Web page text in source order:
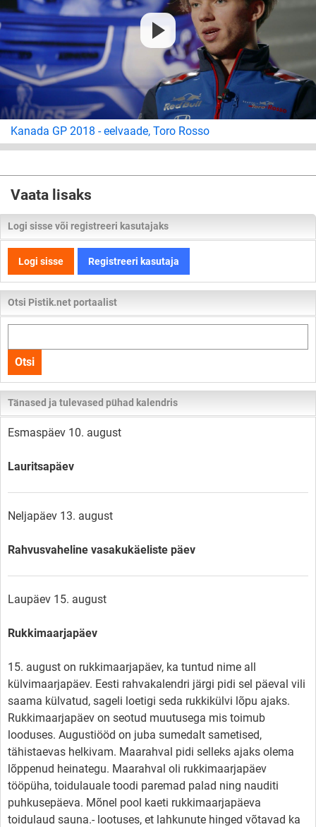
Kanada GP 2018 - eelvaade, Toro Rosso
Vaata lisaks
Logi sisse või registreeri kasutajaks
Logi sisse Registreeri kasutaja
Otsi Pistik.net portaalist
kogu
lehelt
Otsi
Tänased ja tulevased pühad kalendris
Esmaspäev 10. august
Lauritsapäev
Neljapäev 13. august
Rahvusvaheline vasakukäeliste päev
Laupäev 15. august
Rukkimaarjapäev
15. august on rukkimaarjapäev, ka tuntud nime all
külvimaarjapäev. Eesti rahvakalendri järgi pidi sel päeval vili
saama külvatud, sageli loetigi seda rukkikülvi lõpu ajaks.
Rukkimaarjapäev on seotud muutusega mis toimub
looduses. Augustiööd on juba sumedalt sametised,
tähistaevas helkivam. Maarahval pidi selleks ajaks olema
lõppenud heinategu. Maarahval oli rukkimaarjapäev
tööpüha, toidulauale toodi paremad palad ning nauditi
puhkusepäeva. Mõnel pool kaeti rukkimaarjapäeva
toidulaud sauna.- lootuses, et lahkunute hinged võtavad ka